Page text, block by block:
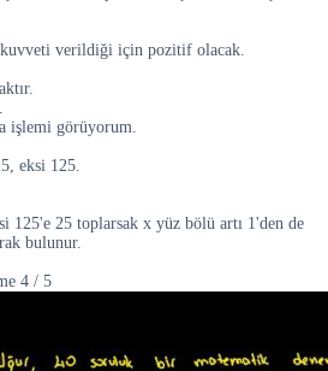
kuvveti verildiği için pozitif olacak.
işlemi görüyorum.
eksi 125.
125'e 25 toplarsak x yüz bölü artı 1'den de
bulunur.
4 / 5